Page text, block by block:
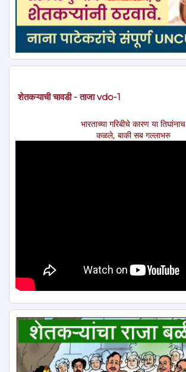
शेतकऱ्याची चावडी - ताजा vdo-1
भारताच्या गरिबीचे कारण या तिघांनाच
कळले, बाकी सब गल्लाभरु